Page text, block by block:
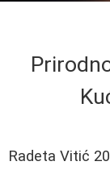
Radeta Vitić